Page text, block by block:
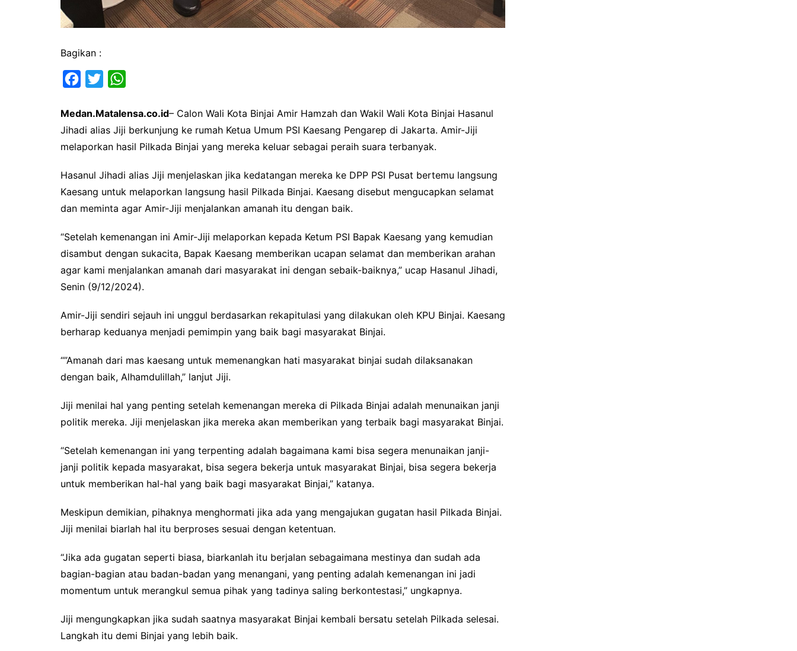
Bagikan :
c
e
b
i
t
t
a
s
Medan.Matalensa.co.id– Calon Wali Kota Binjai Amir Hamzah dan Wakil Wali Kota Binjai Hasanul
Jihadi alias Jiji berkunjung ke rumah Ketua Umum PSI Kaesang Pengarep di Jakarta. Amir-Jiji
melaporkan hasil Pilkada Binjai yang mereka keluar sebagai peraih suara terbanyak.
Hasanul Jihadi alias Jiji menjelaskan jika kedatangan mereka ke DPP PSI Pusat bertemu langsung
Kaesang untuk melaporkan langsung hasil Pilkada Binjai. Kaesang disebut mengucapkan selamat
dan meminta agar Amir-Jiji menjalankan amanah itu dengan baik.
“Setelah kemenangan ini Amir-Jiji melaporkan kepada Ketum PSI Bapak Kaesang yang kemudian
disambut dengan sukacita, Bapak Kaesang memberikan ucapan selamat dan memberikan arahan
agar kami menjalankan amanah dari masyarakat ini dengan sebaik-baiknya,” ucap Hasanul Jihadi,
Senin (9/12/2024).
Amir-Jiji sendiri sejauh ini unggul berdasarkan rekapitulasi yang dilakukan oleh KPU Binjai. Kaesang
berharap keduanya menjadi pemimpin yang baik bagi masyarakat Binjai.
“”Amanah dari mas kaesang untuk memenangkan hati masyarakat binjai sudah dilaksanakan
dengan baik, Alhamdulillah,” lanjut Jiji.
Jiji menilai hal yang penting setelah kemenangan mereka di Pilkada Binjai adalah menunaikan janji
politik mereka. Jiji menjelaskan jika mereka akan memberikan yang terbaik bagi masyarakat Binjai.
“Setelah kemenangan ini yang terpenting adalah bagaimana kami bisa segera menunaikan janji-
janji politik kepada masyarakat, bisa segera bekerja untuk masyarakat Binjai, bisa segera bekerja
untuk memberikan hal-hal yang baik bagi masyarakat Binjai,” katanya.
Meskipun demikian, pihaknya menghormati jika ada yang mengajukan gugatan hasil Pilkada Binjai.
Jiji menilai biarlah hal itu berproses sesuai dengan ketentuan.
“Jika ada gugatan seperti biasa, biarkanlah itu berjalan sebagaimana mestinya dan sudah ada
bagian-bagian atau badan-badan yang menangani, yang penting adalah kemenangan ini jadi
momentum untuk merangkul semua pihak yang tadinya saling berkontestasi,” ungkapnya.
Jiji mengungkapkan jika sudah saatnya masyarakat Binjai kembali bersatu setelah Pilkada selesai.
Langkah itu demi Binjai yang lebih baik.